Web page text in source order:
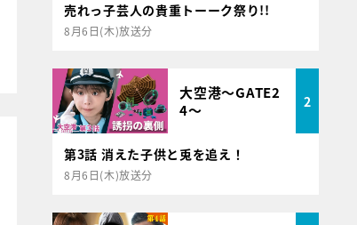
売れっ子芸人の貴重トーーク祭り!!
8月6日(木)放送分
大空港～GATE2
4～
2
第3話 消えた子供と兎を追え！
8月6日(木)放送分